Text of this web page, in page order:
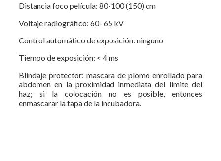
Distancia foco película: 80-100 (150) cm
Voltaje radiográfico: 60- 65 kV
Control automático de exposición: ninguno
Tiempo de exposición: < 4 ms
Blindaje protector: mascara de plomo enrollado para
abdomen en la proximidad inmediata del límite del
haz; si la colocación no es posible, entonces
enmascarar la tapa de la incubadora.